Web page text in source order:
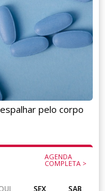
AGENDA
COMPLETA >
SEX SAB
pelo corpo